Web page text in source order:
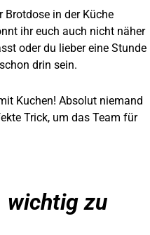
in der Küche
ihr euch auch nicht näher
oder du lieber eine Stunde
drin sein.
Kuchen! Absolut niemand
Trick, um das Team für
wichtig zu